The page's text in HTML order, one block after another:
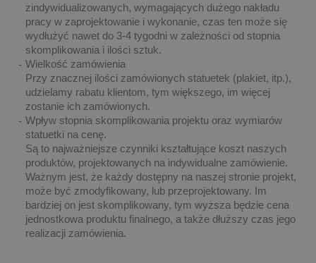
zindywidualizowanych, wymagających dużego nakładu
pracy w zaprojektowanie i wykonanie, czas ten może się
wydłużyć nawet do 3-4 tygodni w zależności od stopnia
skomplikowania i ilości sztuk.
Wielkość zamówienia
Przy znacznej ilości zamówionych statuetek (plakiet, itp.),
udzielamy rabatu klientom, tym większego, im więcej
zostanie ich zamówionych.
Wpływ stopnia skomplikowania projektu oraz wymiarów
statuetki na cenę.
Są to najważniejsze czynniki kształtujące koszt naszych
produktów, projektowanych na indywidualne zamówienie.
Ważnym jest, że każdy dostępny na naszej stronie projekt,
może być zmodyfikowany, lub przeprojektowany. Im
bardziej on jest skomplikowany, tym wyższa będzie cena
jednostkowa produktu finalnego, a także dłuższy czas jego
realizacji zamówienia.